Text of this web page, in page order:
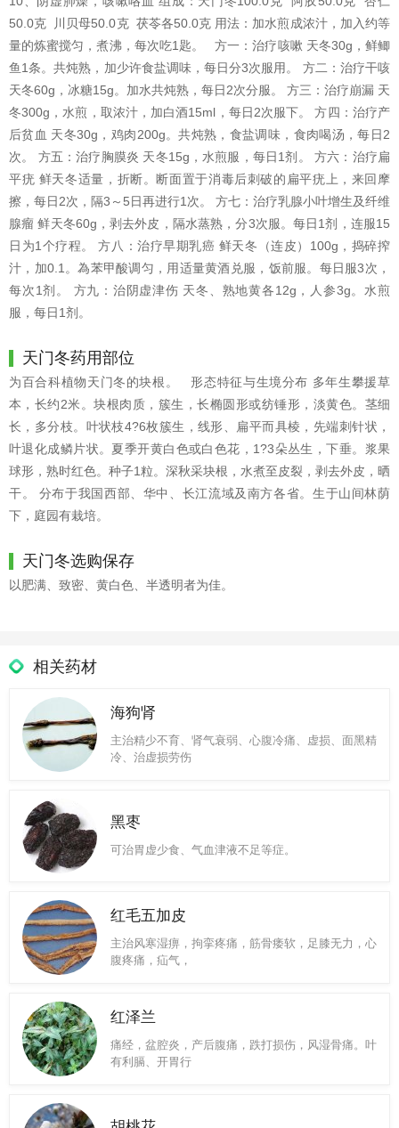
50.0克 川贝母50.0克 茯苓各50.0克 用法：加水煎成浓汁，加入约等
量的炼蜜搅匀，煮沸，每次吃1匙。 方一：治疗咳嗽 天冬30g，鲜鲫
鱼1条。共炖熟，加少许食盐调味，每日分3次服用。 方二：治疗干咳
天冬60g，冰糖15g。加水共炖熟，每日2次分服。 方三：治疗崩漏 天
冬300g，水煎，取浓汁，加白酒15ml，每日2次服下。 方四：治疗产
后贫血 天冬30g，鸡肉200g。共炖熟，食盐调味，食肉喝汤，每日2
次。 方五：治疗胸膜炎 天冬15g，水煎服，每日1剂。 方六：治疗扁
平疣 鲜天冬适量，折断。断面置于消毒后刺破的扁平疣上，来回摩
擦，每日2次，隔3～5日再进行1次。 方七：治疗乳腺小叶增生及纤维
腺瘤 鲜天冬60g，剥去外皮，隔水蒸熟，分3次服。每日1剂，连服15
日为1个疗程。 方八：治疗早期乳癌 鲜天冬（连皮）100g，捣碎搾
汁，加0.1。為苯甲酸调匀，用适量黄酒兑服，饭前服。每日服3次，
每次1剂。 方九：治阴虚津伤 天冬、熟地黄各12g，人参3g。水煎
服，每日1剂。
天门冬药用部位
为百合科植物天门冬的块根。 形态特征与生境分布 多年生攀援草
本，长约2米。块根肉质，簇生，长椭圆形或纺锤形，淡黄色。茎细
长，多分枝。叶状枝4?6枚簇生，线形、扁平而具棱，先端刺针状，
叶退化成鳞片状。夏季开黄白色或白色花，1?3朵丛生，下垂。浆果
球形，熟时红色。种子1粒。深秋采块根，水煮至皮裂，剥去外皮，晒
干。 分布于我国西部、华中、长江流域及南方各省。生于山间林荫
下，庭园有栽培。
天门冬选购保存
以肥满、致密、黄白色、半透明者为佳。
相关药材
海狗肾
主治精少不育、肾气衰弱、心腹冷痛、虚损、面黑精
冷、治虚损劳伤
黑枣
可治胃虚少食、气血津液不足等症。
红毛五加皮
主治风寒湿痹，拘挛疼痛，筋骨痿软，足膝无力，心
腹疼痛，疝气，
红泽兰
痛经，盆腔炎，产后腹痛，跌打损伤，风湿骨痛。叶
有利膈、开胃行